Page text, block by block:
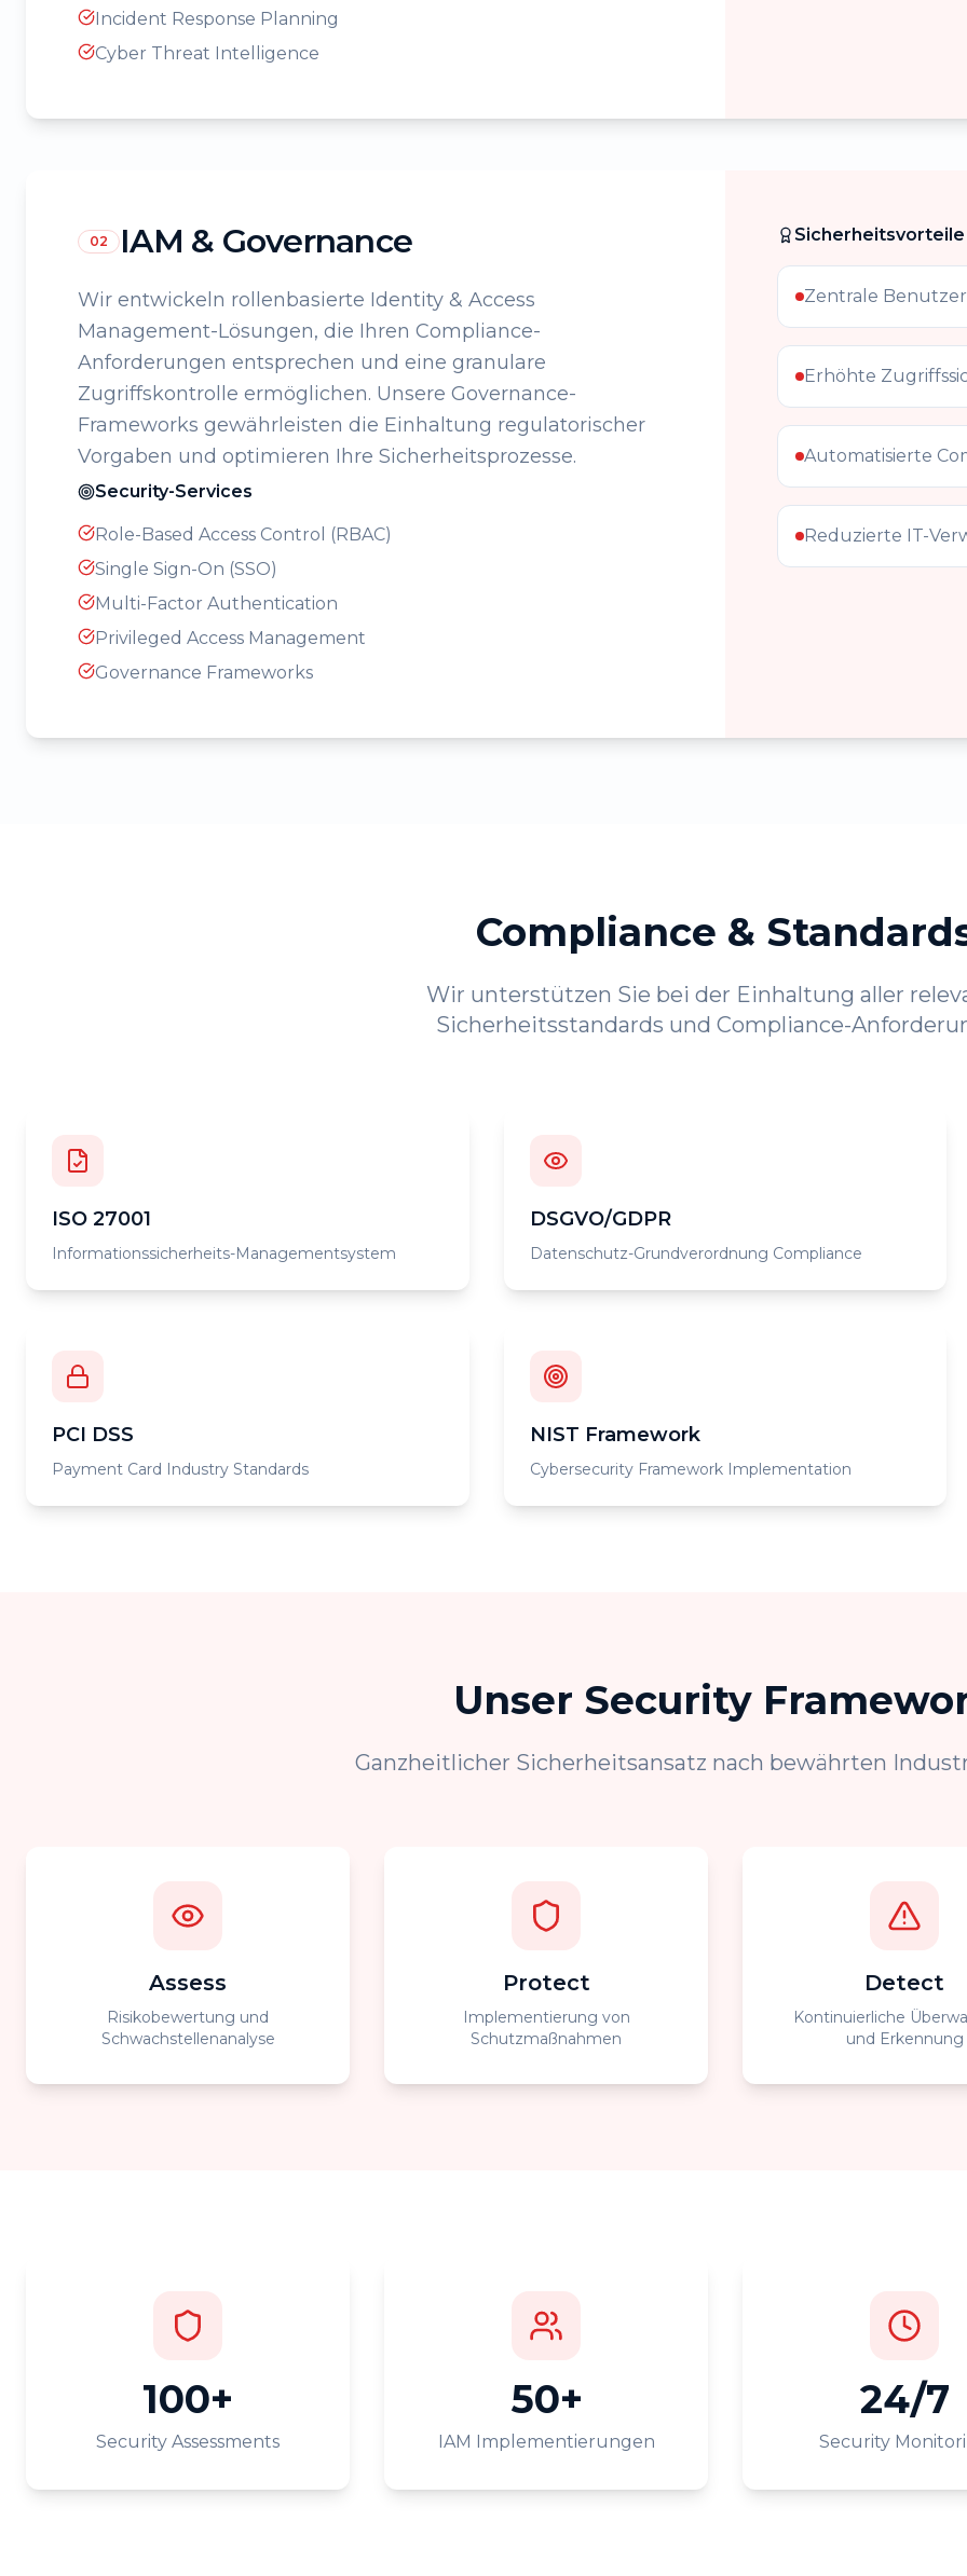
Incident Response Planning
Cyber Threat Intelligence
02 IAM & Governance
Wir entwickeln rollenbasierte Identity & Access
Management-Lösungen, die Ihren Compliance-
Anforderungen entsprechen und eine granulare
Zugriffskontrolle ermöglichen. Unsere Governance-
Frameworks gewährleisten die Einhaltung regulatorischer
Vorgaben und optimieren Ihre Sicherheitsprozesse.
Security-Services
Role-Based Access Control (RBAC)
Single Sign-On (SSO)
Multi-Factor Authentication
Privileged Access Management
Governance Frameworks
Sicherheitsvorteile
Zentrale
Erhöhte
Automatisierte
Reduzierte IT-
Compliance &
Wir unterstützen Sie bei der Einhaltung aller
Sicherheitsstandards und Compliance-
ISO 27001
Informationssicherheits-Managementsystem
DSGVO/GDPR
Datenschutz-Grundverordnung Compliance
PCI DSS
Payment Card Industry Standards
NIST Framework
Cybersecurity Framework Implementation
Unser Security
Ganzheitlicher Sicherheitsansatz nach bewährten
Assess
Risikobewertung und
Schwachstellenanalyse
Protect
Implementierung von
Schutzmaßnahmen
Detect
Kontinuierliche
und Erkennung
100+
Security Assessments
50+
IAM Implementierungen
24/7
Security